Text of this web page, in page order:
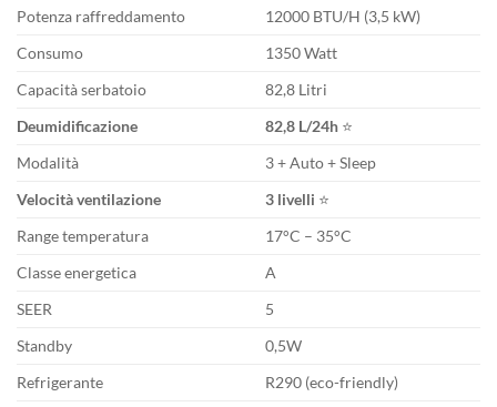
Potenza raffreddamento
12000 BTU/H (3,5 kW)
Consumo
1350 Watt
Capacità serbatoio
82,8 Litri
Deumidificazione
82,8 L/24h ⭐
Modalità
3 + Auto + Sleep
Velocità ventilazione
3 livelli ⭐
Range temperatura
17°C – 35°C
Classe energetica
A
SEER
5
Standby
0,5W
Refrigerante
R290 (eco-friendly)